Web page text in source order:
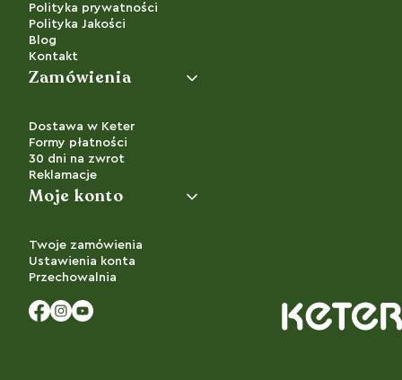
Polityka prywatności
Polityka Jakości
Blog
Kontakt
Zamówienia
Dostawa w Keter
Formy płatności
30 dni na zwrot
Reklamacje
Moje konto
Twoje zamówienia
Ustawienia konta
Przechowalnia
Facebook
Instagram
YouTube